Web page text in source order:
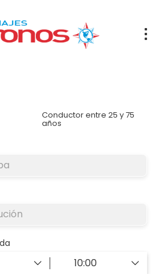
Conductor entre 25 y 75
años